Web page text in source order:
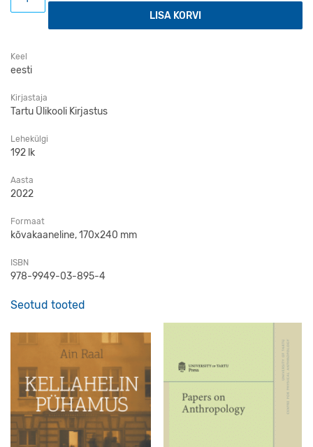
LISA KORVI
Keel
eesti
Kirjastaja
Tartu Ülikooli Kirjastus
Lehekülgi
192 lk
Aasta
2022
Formaat
kõvakaaneline, 170x240 mm
ISBN
978-9949-03-895-4
Seotud tooted